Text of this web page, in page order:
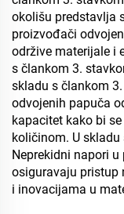
okolišu predstavlja
proizvođači
održive materijale i
s člankom 3.
skladu s člankom
odvojenih papuča
kapacitet kako bi
količinom. U
Neprekidni napori
osiguravaju pristup
i inovacijama u